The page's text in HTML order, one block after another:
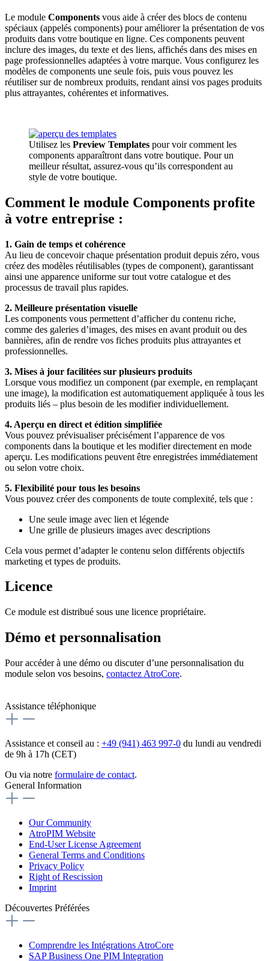
Le module Components vous aide à créer des blocs de contenu
spéciaux (appelés components) pour améliorer la présentation de vos
produits dans votre boutique en ligne. Ces components peuvent
inclure des images, du texte et des liens, affichés dans des mises en
page professionnelles adaptées à votre marque. Vous configurez les
modèles de components une seule fois, puis vous pouvez les
réutiliser sur de nombreux produits, rendant ainsi vos pages produits
plus attrayantes, cohérentes et informatives.
Utilisez les Preview Templates pour voir comment les
components apparaîtront dans votre boutique. Pour un
meilleur résultat, assurez-vous qu’ils correspondent au
style de votre boutique.
Comment le module Components profite
à votre entreprise :
1. Gain de temps et cohérence
Au lieu de concevoir chaque présentation produit depuis zéro, vous
créez des modèles réutilisables (types de component), garantissant
ainsi une apparence uniforme sur tout votre catalogue et des
processus de travail plus rapides.
2. Meilleure présentation visuelle
Les components vous permettent d’afficher du contenu riche,
comme des galeries d’images, des mises en avant produit ou des
bannières, afin de rendre vos fiches produits plus attrayantes et
professionnelles.
3. Mises à jour facilitées sur plusieurs produits
Lorsque vous modifiez un component (par exemple, en remplaçant
une image), la modification est automatiquement appliquée à tous les
produits liés – plus besoin de les modifier individuellement.
4. Aperçu en direct et édition simplifiée
Vous pouvez prévisualiser précisément l’apparence de vos
components dans la boutique et les modifier directement en mode
aperçu. Les modifications peuvent être enregistrées immédiatement
ou selon votre choix.
5. Flexibilité pour tous les besoins
Vous pouvez créer des components de toute complexité, tels que :
Une seule image avec lien et légende
Une grille de plusieurs images avec descriptions
Cela vous permet d’adapter le contenu selon différents objectifs
marketing et types de produits.
Licence
Ce module est distribué sous une licence propriétaire.
Démo et personnalisation
Pour accéder à une démo ou discuter d’une personnalisation du
module selon vos besoins, contactez AtroCore.
Assistance téléphonique
Assistance et conseil au : +49 (941) 463 997-0 du lundi au vendredi
de 9h à 17h (CET)
Ou via notre formulaire de contact.
General Information
Our Community
AtroPIM Website
End-User License Agreement
General Terms and Conditions
Privacy Policy
Right of Rescission
Imprint
Découvertes Préférées
Comprendre les Intégrations AtroCore
SAP Business One PIM Integration